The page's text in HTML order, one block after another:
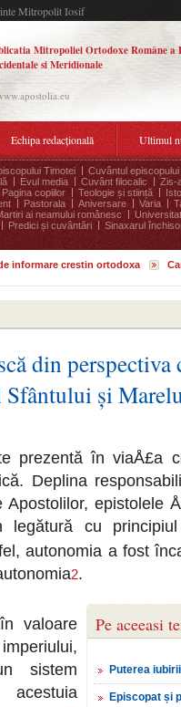
Mitropolit Iosif
Mitropoliei Ortodoxe Române a
si Meridionale
Echipa redacțională Ultimul
Timotei
Cuvântul episcopului
Evul media Cuvânt filocalic
Zis-
Pagina copiilor Teologie și stiință
Pastorala Aniversare Varia
ai neamului românesc
Predici și cuvântări
Sinaxarul
informare crestin ortodoxa
din
Sfântului și
prezentă în viaÅ£a
Deplina
epistolele
cu principiul
autonomia a fost
2.
Pe aceeasi
Puterea iubirii
Episcopat și
valoare
sistem
acestuia